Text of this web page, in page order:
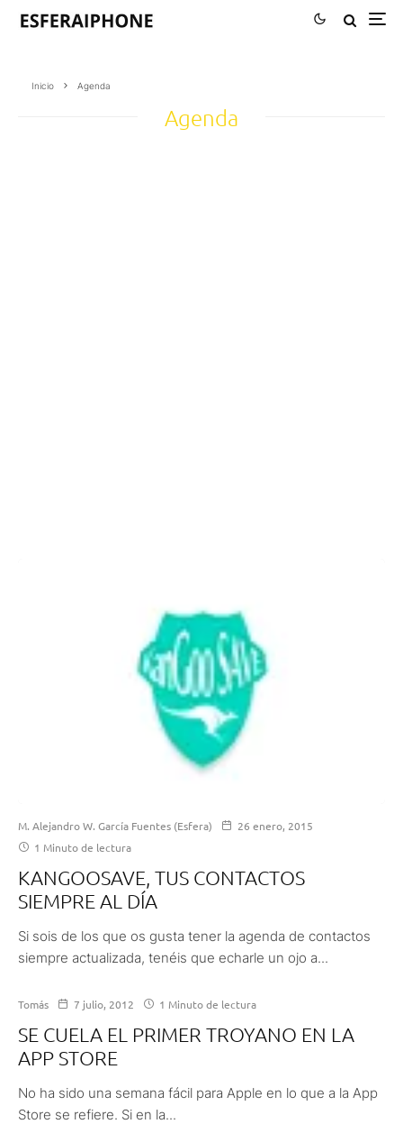
Inicio Agenda
Agenda
M. Alejandro W. García Fuentes (Esfera)
26 enero, 2015
1 Minuto de lectura
KANGOOSAVE, TUS CONTACTOS
SIEMPRE AL DÍA
Si sois de los que os gusta tener la agenda de contactos
siempre actualizada, tenéis que echarle un ojo a...
Tomás 7 julio, 2012 1 Minuto de lectura
SE CUELA EL PRIMER TROYANO EN LA
APP STORE
No ha sido una semana fácil para Apple en lo que a la App
Store se refiere. Si en la...